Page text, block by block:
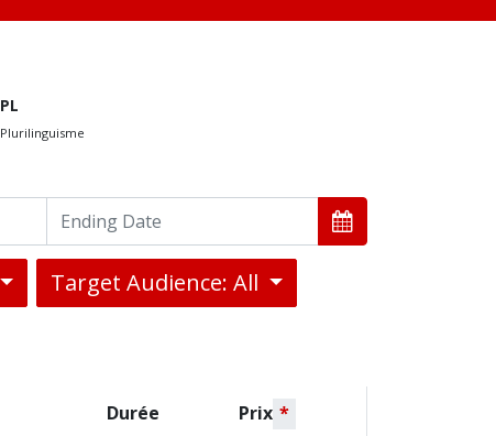
PL
Plurilinguisme
Target Audience: All
Durée Prix *